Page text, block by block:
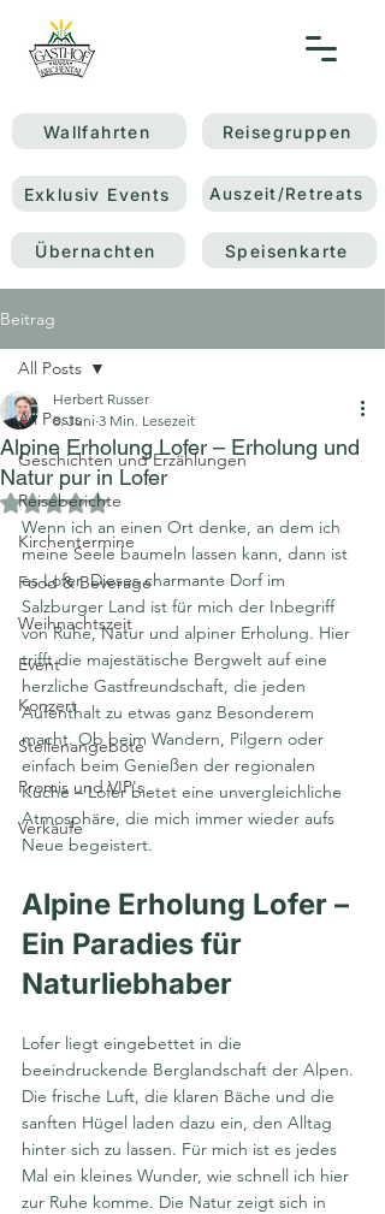
Wallfahrten Reisegruppen
Exklusiv Events Auszeit/Retreats
Übernachten Speisenkarte
Beitrag
All Posts
Geschichten und Erzählungen
Reiseberichte
Kirchentermine
Food & Beverage
Weihnachtszeit
Event
Konzert
Stellenangebote
Promis und VIP's
Verkäufe
All Posts
Alpine Erholung Lofer – Erholung und
Natur pur in Lofer
Herbert Russer
8. Juni 3 Min. Lesezeit
Mit NaN von 5 Sternen bewertet.
Wenn ich an einen Ort denke, an dem ich
meine Seele baumeln lassen kann, dann ist
es Lofer. Dieses charmante Dorf im
Salzburger Land ist für mich der Inbegriff
von Ruhe, Natur und alpiner Erholung. Hier
trifft die majestätische Bergwelt auf eine
herzliche Gastfreundschaft, die jeden
Aufenthalt zu etwas ganz Besonderem
macht. Ob beim Wandern, Pilgern oder
einfach beim Genießen der regionalen
Küche – Lofer bietet eine unvergleichliche
Atmosphäre, die mich immer wieder aufs
Neue begeistert.
Alpine Erholung Lofer –
Ein Paradies für
Naturliebhaber
Lofer liegt eingebettet in die
beeindruckende Berglandschaft der Alpen.
Die frische Luft, die klaren Bäche und die
sanften Hügel laden dazu ein, den Alltag
hinter sich zu lassen. Für mich ist es jedes
Mal ein kleines Wunder, wie schnell ich hier
zur Ruhe komme. Die Natur zeigt sich in